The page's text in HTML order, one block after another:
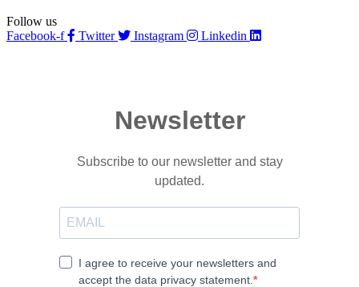
Follow us
Facebook-f
Twitter Instagram Linkedin
Newsletter
Subscribe to our newsletter and stay
updated.
I agree to receive your newsletters and
accept the data privacy statement.